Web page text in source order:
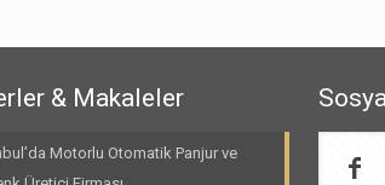
& Makaleler
Motorlu Otomatik Panjur ve